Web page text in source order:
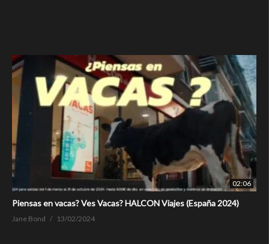
02:06
Piensas en vacas? Ves Vacas? HALCON Viajes (España 2024)
Jane Bond 13/02/2024